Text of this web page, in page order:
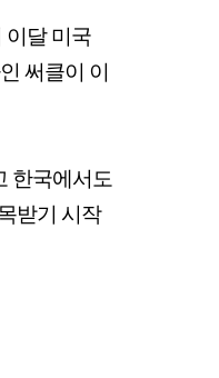
이달 미국
써클이 이
한국에서도
받기 시작